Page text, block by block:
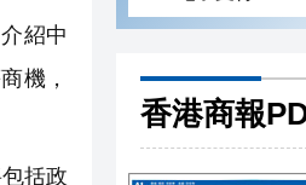
紹中
機，
括政
香港商報